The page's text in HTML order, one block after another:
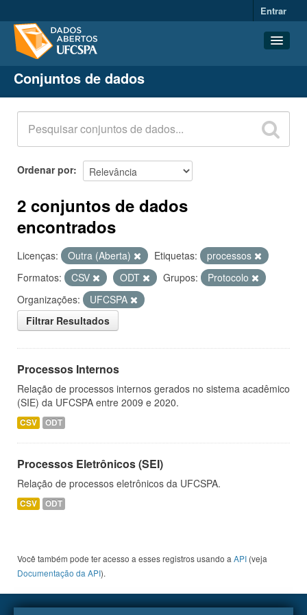
Entrar
Conjuntos de dados
Organizações
Grupos
Sobre
Conjuntos de dados
Ordenar por
2 conjuntos de dados
encontrados
Licenças: Outra (Aberta) Etiquetas:
processos
Formatos:
CSV ODT Grupos:
Protocolo
Organizações:
UFCSPA
Filtrar Resultados
Processos Internos
Relação de processos internos gerados no sistema acadêmico
(SIE) da UFCSPA entre 2009 e 2020.
CSV ODT
Processos Eletrônicos (SEI)
Relação de processos eletrônicos da UFCSPA.
CSV ODT
Você também pode ter acesso a esses registros usando a API (veja
Documentação da API).